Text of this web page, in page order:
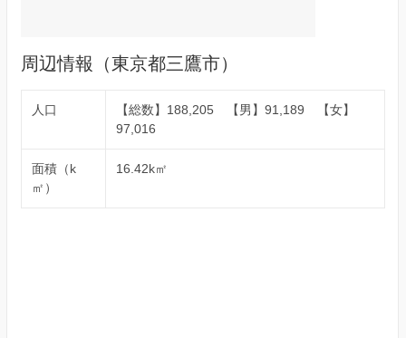
周辺情報（東京都三鷹市）
人口
【総数】188,205 【男】91,189 【女】
97,016
面積（k
㎡）
16.42k㎡